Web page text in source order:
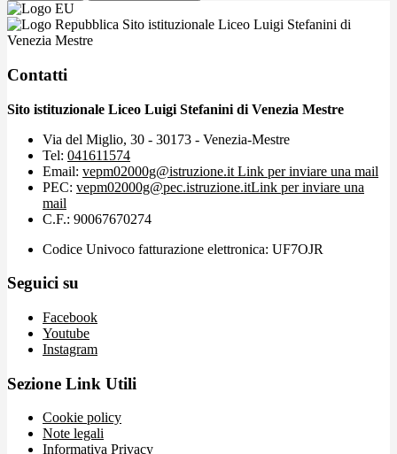
Sito istituzionale Liceo Luigi Stefanini di
Venezia Mestre
Contatti
Sito istituzionale Liceo Luigi Stefanini di Venezia Mestre
Via del Miglio, 30 - 30173 - Venezia-Mestre
Tel: 041611574
Email: vepm02000g@istruzione.it Link per inviare una mail
PEC: vepm02000g@pec.istruzione.itLink per inviare una
mail
C.F.: 90067670274
Codice Univoco fatturazione elettronica: UF7OJR
Seguici su
Facebook
Youtube
Instagram
Sezione Link Utili
Cookie policy
Note legali
Informativa Privacy